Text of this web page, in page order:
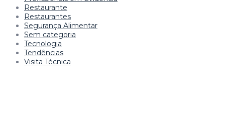
Restaurante
Restaurantes
Segurança Alimentar
Sem categoria
Tecnologia
Tendências
Visita Técnica